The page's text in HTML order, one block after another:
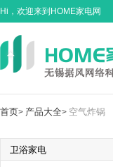
Hi，欢迎来到HOME家电网
首页> 产品大全> 空气炸锅
卫浴家电